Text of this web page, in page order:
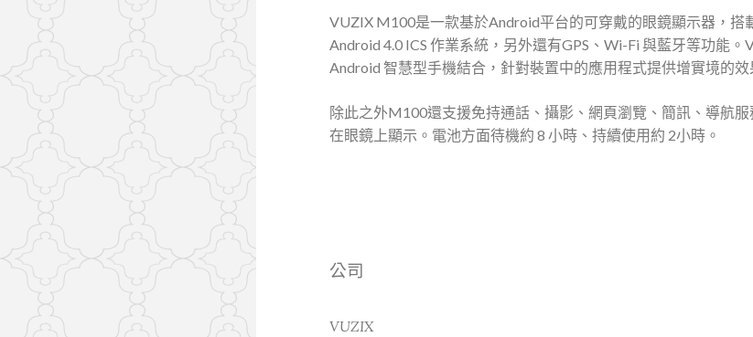
VUZIX M100是一款基於Android平台的可穿戴的眼鏡顯示器，搭
Android 4.0 ICS 作業系統，另外還有GPS、Wi-Fi 與藍牙等功能 。
Android 智慧型手機結合，針對裝置中的應用程式提供增實境的效
除此之外M100還支援免持通話、攝影、網頁瀏覽、簡訊、導航服
在眼鏡上顯示。電池方面待機約 8 小時、持續使用約 2小時。
公司
VUZIX